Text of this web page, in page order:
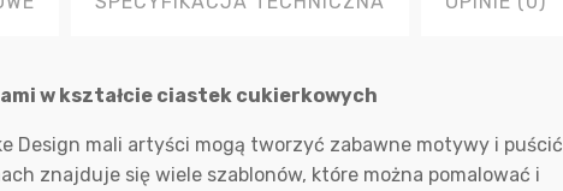
w kształcie ciastek cukierkowych
Design mali artyści mogą tworzyć zabawne motywy i puścić
znajduje się wiele szablonów, które można pomalować i